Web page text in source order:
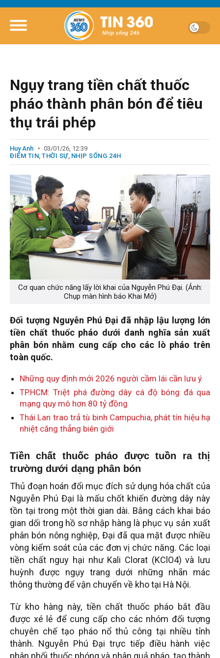
Ngụy trang tiền chất thuốc
pháo thành phân bón để tiêu
thụ trái phép
Huy Anh
03/01/26, 12:39
ĐIỂM TIN, THỜI SỰ, NHỊP SỐNG 24H
Cơ quan chức năng lấy lời khai của Nguyễn Phú Đại. (Ảnh:
Chụp màn hình báo Khai Mở)
Đối tượng Nguyễn Phú Đại đã nhập lậu lượng lớn
tiền chất thuốc pháo dưới danh nghĩa sản xuất
phân bón nhằm cung cấp cho các lò pháo trên
toàn quốc.
Những quy định mới 2026 người cầm lái cần lưu ý
TP.HCM: Triệt phá đường dây cá độ bóng đá qua
mạng quy mô hơn 80 tỷ đồng
Thái Lan trao trả tù binh Campuchia, phát tín hiệu hạ
nhiệt căng thẳng biên giới
Tiền chất thuốc pháo được tuồn ra thị
trường dưới dạng phân bón
Thủ đoạn hoán đổi mục đích sử dụng hóa chất của
Nguyễn Phú Đại là mấu chốt khiến đường dây này
tồn tại trong một thời gian dài. Bằng cách khai báo
gian dối trong hồ sơ nhập hàng là phục vụ sản xuất
phân bón nông nghiệp, Đại đã qua mặt được nhiều
vòng kiểm soát của các đơn vị chức năng. Các loại
tiền chất nguy hại như Kali Clorat (KClO4) và lưu
huỳnh được ngụy trang dưới những nhãn mác
thông thường để vận chuyển về kho tại Hà Nội.
Từ kho hàng này, tiền chất thuốc pháo bắt đầu
được xé lẻ để cung cấp cho các nhóm đối tượng
chuyên chế tạo pháo nổ thủ công tại nhiều tỉnh
thành. Nguyễn Phú Đại trực tiếp điều hành việc